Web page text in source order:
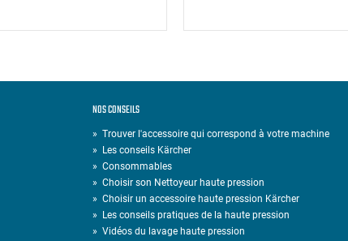
NOS CONSEILS
» Trouver l'accessoire qui correspond à votre machine
» Les conseils Kärcher
» Consommables
» Choisir son Nettoyeur haute pression
» Choisir un accessoire haute pression Kärcher
» Les conseils pratiques de la haute pression
» Vidéos du lavage haute pression